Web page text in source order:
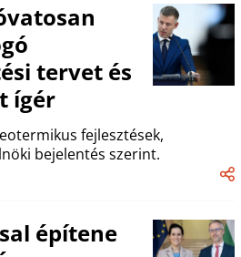
tervet és
ígér
fejlesztések,
bejelentés szerint.
építene